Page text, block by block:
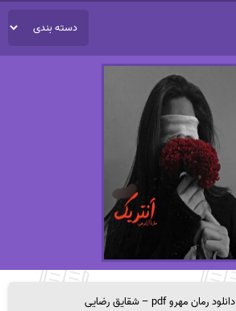
دانلود رمان مهرو pdf – شقایق رضایی